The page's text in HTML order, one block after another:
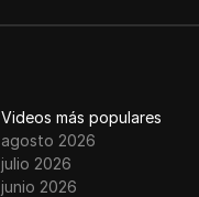
Videos más populares
agosto 2026
julio 2026
junio 2026